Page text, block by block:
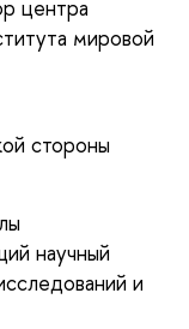
центра
мировой
стороны
научный
и